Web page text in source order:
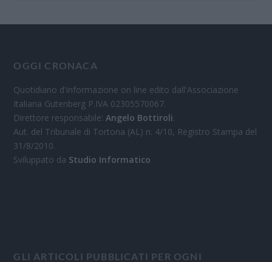
OGGI CRONACA
Quotidiano d'informazione on line edito dall'Associazione
Italiana Gutenberg P.IVA 02305570067.
Direttore responsabile:Angelo Bottiroli.
Aut. del Tribunale di Tortona (AL) n. 4/10, Registro Stampa del
31/8/2010.
Sviluppato da Studio Informatico
GLI ARTICOLI PUBBLICATI PER OGNI